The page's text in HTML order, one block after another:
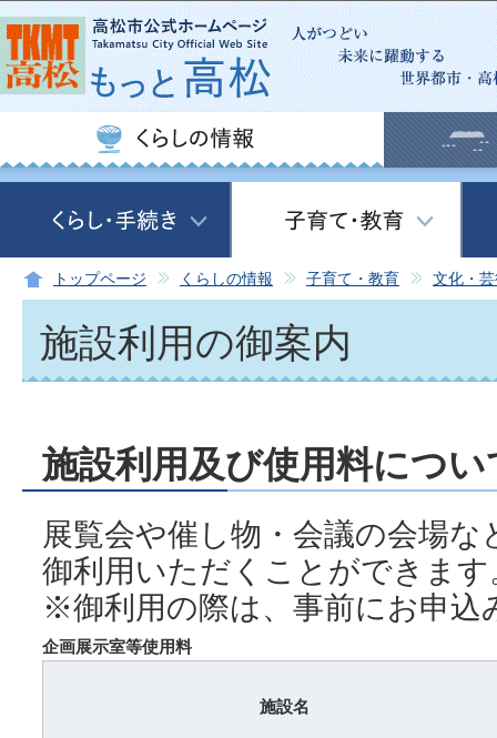
この
トップページ くらしの情報 子育て・教育 文化・
施設利用の御案内
施設利用及び使用料につい
展覧会や催し物・会議の会場
御利用いただくことができます
※御利用の際は、事前にお申込
企画展示室等使用料
施設名